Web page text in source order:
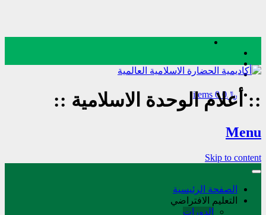
﷼0 0 items :: أعلام الوحدة الاسلامية ::
Menu
Skip to content
الصفحة الرئيسية
التعليم الافتراضي
الدورات